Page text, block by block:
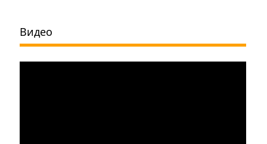
Видео